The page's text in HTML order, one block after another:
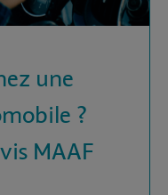
une
?
MAAF